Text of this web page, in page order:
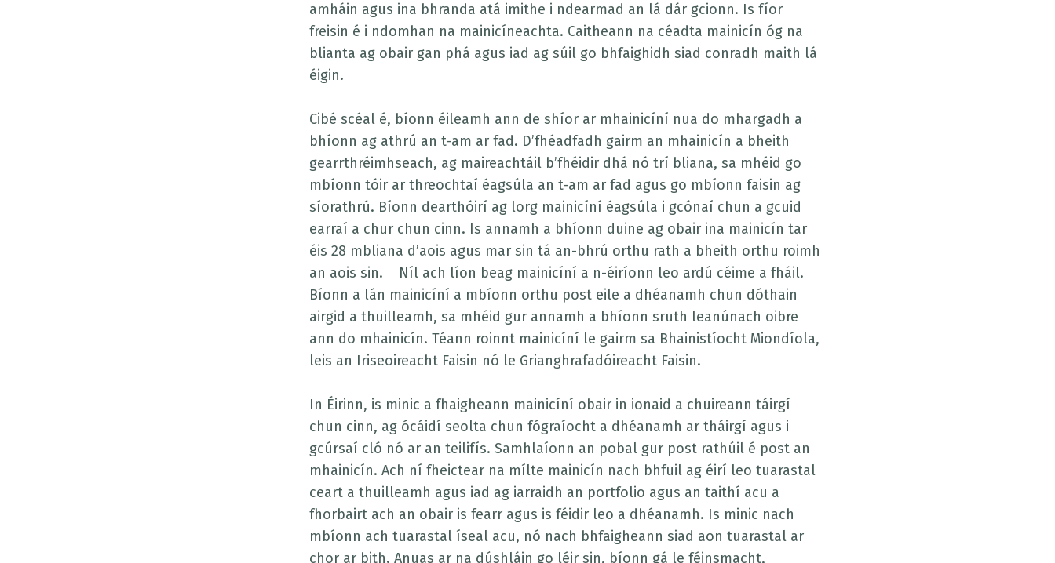
amháin agus ina bhranda atá imithe i ndearmad an lá dár gcionn. Is fíor
freisin é i ndomhan na mainicíneachta. Caitheann na céadta mainicín óg na
blianta ag obair gan phá agus iad ag súil go bhfaighidh siad conradh maith lá
éigin.
Cibé scéal é, bíonn éileamh ann de shíor ar mhainicíní nua do mhargadh a
bhíonn ag athrú an t-am ar fad. D’fhéadfadh gairm an mhainicín a bheith
gearrthréimhseach, ag maireachtáil b’fhéidir dhá nó trí bliana, sa mhéid go
mbíonn tóir ar threochtaí éagsúla an t-am ar fad agus go mbíonn faisin ag
síorathrú. Bíonn dearthóirí ag lorg mainicíní éagsúla i gcónaí chun a gcuid
earraí a chur chun cinn. Is annamh a bhíonn duine ag obair ina mainicín tar
éis 28 mbliana d’aois agus mar sin tá an-bhrú orthu rath a bheith orthu roimh
an aois sin. Níl ach líon beag mainicíní a n-éiríonn leo ardú céime a fháil.
Bíonn a lán mainicíní a mbíonn orthu post eile a dhéanamh chun dóthain
airgid a thuilleamh, sa mhéid gur annamh a bhíonn sruth leanúnach oibre
ann do mhainicín. Téann roinnt mainicíní le gairm sa Bhainistíocht Miondíola,
leis an Iriseoireacht Faisin nó le Grianghrafadóireacht Faisin.
In Éirinn, is minic a fhaigheann mainicíní obair in ionaid a chuireann táirgí
chun cinn, ag ócáidí seolta chun fógraíocht a dhéanamh ar tháirgí agus i
gcúrsaí cló nó ar an teilifís. Samhlaíonn an pobal gur post rathúil é post an
mhainicín. Ach ní fheictear na mílte mainicín nach bhfuil ag éirí leo tuarastal
ceart a thuilleamh agus iad ag iarraidh an portfolio agus an taithí acu a
fhorbairt ach an obair is fearr agus is féidir leo a dhéanamh. Is minic nach
mbíonn ach tuarastal íseal acu, nó nach bhfaigheann siad aon tuarastal ar
chor ar bith. Anuas ar na dúshláin go léir sin, bíonn gá le féinsmacht,